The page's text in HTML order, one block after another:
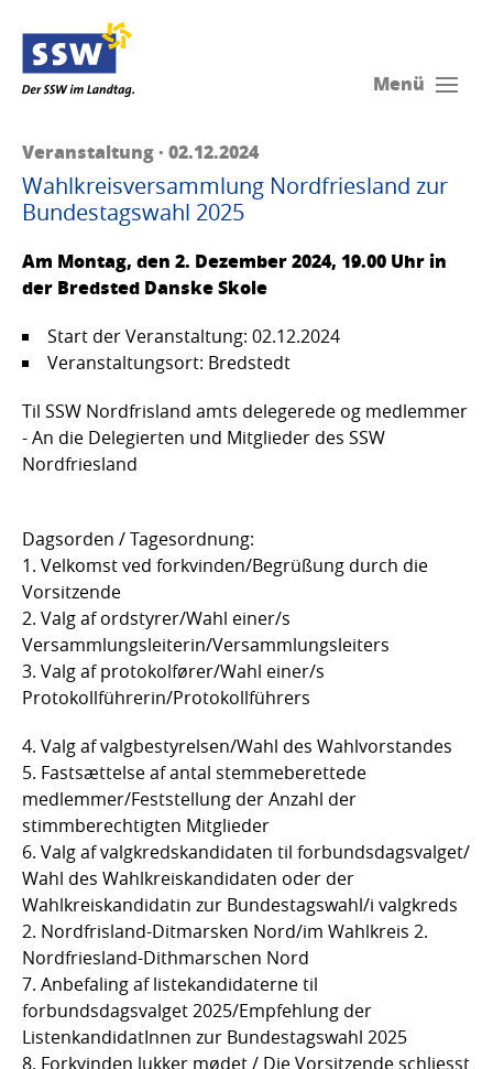
Menü
Veranstaltung · 02.12.2024
Wahlkreisversammlung Nordfriesland zur
Bundestagswahl 2025
Am Montag, den 2. Dezember 2024, 19.00 Uhr in
der Bredsted Danske Skole
Start der Veranstaltung: 02.12.2024
Veranstaltungsort: Bredstedt
Til SSW Nordfrisland amts delegerede og medlemmer
- An die Delegierten und Mitglieder des SSW
Nordfriesland
Dagsorden / Tagesordnung:
1. Velkomst ved forkvinden/Begrüßung durch die
Vorsitzende
2. Valg af ordstyrer/Wahl einer/s
Versammlungsleiterin/Versammlungsleiters
3. Valg af protokolfører/Wahl einer/s
Protokollführerin/Protokollführers
4. Valg af valgbestyrelsen/Wahl des Wahlvorstandes
5. Fastsættelse af antal stemmeberettede
medlemmer/Feststellung der Anzahl der
stimmberechtigten Mitglieder
6. Valg af valgkredskandidaten til forbundsdagsvalget/
Wahl des Wahlkreiskandidaten oder der
Wahlkreiskandidatin zur Bundestagswahl/i valgkreds
2. Nordfrisland-Ditmarsken Nord/im Wahlkreis 2.
Nordfriesland-Dithmarschen Nord
7. Anbefaling af listekandidaterne til
forbundsdagsvalget 2025/Empfehlung der
ListenkandidatInnen zur Bundestagswahl 2025
8. Forkvinden lukker mødet / Die Vorsitzende schliesst